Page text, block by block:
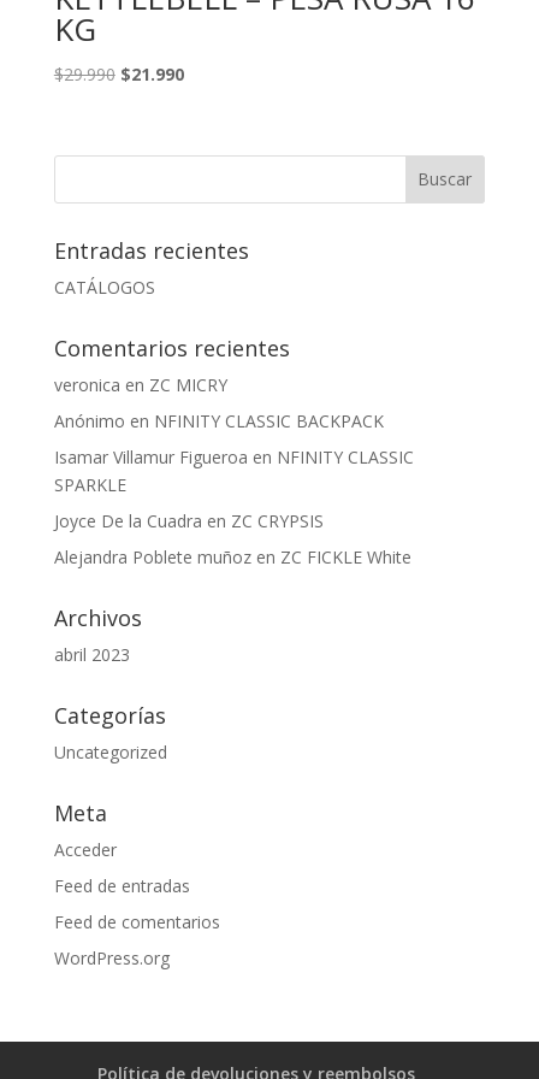
KG
$29.990 El
era:
$21.990El
es:
Entradas recientes
CATÁLOGOS
Comentarios recientes
veronica en ZC MICRY
Anónimo en NFINITY CLASSIC BACKPACK
Isamar Villamur Figueroa en NFINITY CLASSIC
SPARKLE
Joyce De la Cuadra en ZC CRYPSIS
Alejandra Poblete muñozen ZC FICKLE White
Archivos
abril 2023
Categorías
Uncategorized
Meta
Acceder
Feed de entradas
Feed de comentarios
WordPress.org
Política de devoluciones y reembolsos